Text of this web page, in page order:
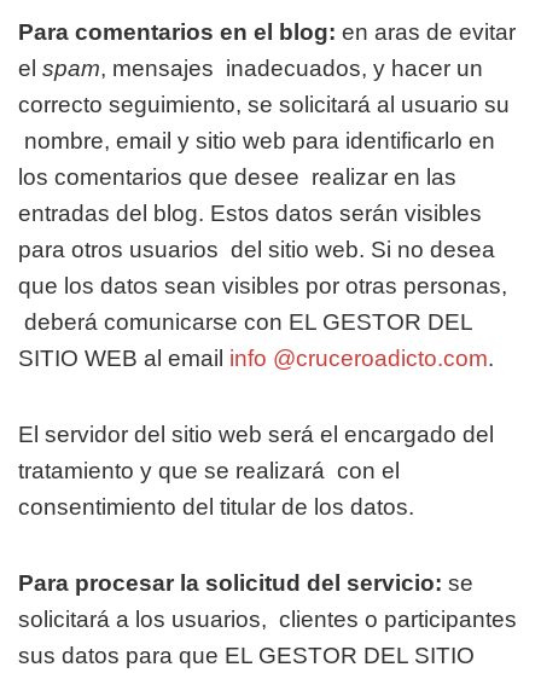
Para comentarios en el blog: en aras de evitar
el spam, mensajes inadecuados, y hacer un
correcto seguimiento, se solicitará al usuario su
nombre, email y sitio web para identificarlo en
los comentarios que desee realizar en las
entradas del blog. Estos datos serán visibles
para otros usuarios del sitio web. Si no desea
que los datos sean visibles por otras personas,
deberá comunicarse con EL GESTOR DEL
SITIO WEB al email info @cruceroadicto.com.
El servidor del sitio web será el encargado del
tratamiento y que se realizará con el
consentimiento del titular de los datos.
Para procesar la solicitud del servicio: se
solicitará a los usuarios, clientes o participantes
sus datos para que EL GESTOR DEL SITIO